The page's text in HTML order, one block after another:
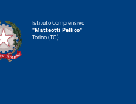
Istituto Comprensivo
"Matteotti Pellico"
Torino (TO)